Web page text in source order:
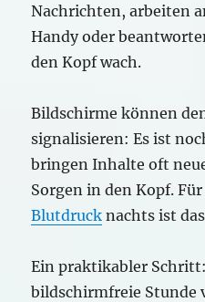
Nachrichten, arbeiten
Handy oder
den Kopf wach.
Bildschirme können
signalisieren: Es ist
bringen Inhalte oft
Sorgen in den Kopf.
Blutdruck nachts ist
Ein praktikabler
bildschirmfreie Stunde